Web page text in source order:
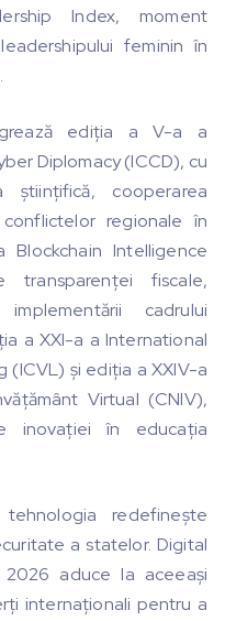
Index, moment
feminin în
ediția a V-a a
Diplomacy (ICCD), cu
științifică, cooperarea
regionale în
Intelligence
transparenței fiscale,
cadrului
a XXI-a a International
(ICVL) și ediția a XXIV-a
Virtual (CNIV),
inovației în educația
redefinește
a statelor. Digital
2026 aduce la aceeași
internaționali pentru a